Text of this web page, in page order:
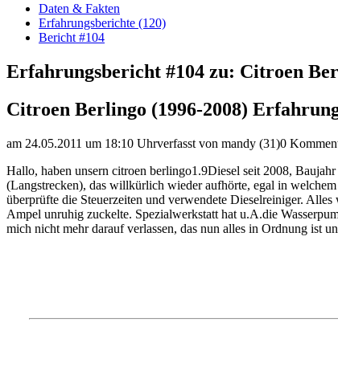
Daten & Fakten
Erfahrungsberichte (120)
Bericht #104
Erfahrungsbericht #104 zu: Citroen
Citroen Berlingo (1996-2008)
am 24.05.2011 um 18:10 Uhrverfasst von mandy (31)0
Hallo, haben unsern citroen berlingo1.9Diesel seit 2008,
(Langstrecken), das willkürlich wieder aufhörte, egal in
überprüfte die Steuerzeiten und verwendete Dieselreiniger.
Ampel unruhig zuckelte. Spezialwerkstatt hat u.A.die
mich nicht mehr darauf verlassen, das nun alles in Ordnung ist